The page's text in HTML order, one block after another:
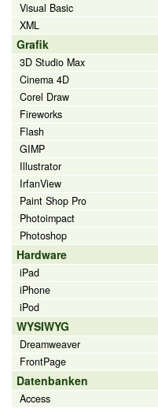
Visual Basic
XML
Grafik
3D Studio Max
Cinema 4D
Corel Draw
Fireworks
Flash
GIMP
Illustrator
IrfanView
Paint Shop Pro
Photoimpact
Photoshop
Hardware
iPad
iPhone
iPod
WYSIWYG
Dreamweaver
FrontPage
Datenbanken
Access